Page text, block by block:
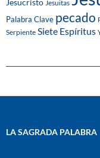
Jesucristo Jesuitas
Palabra Clave pecado
Serpiente Siete Espíritus
LA SAGRADA PALABRA